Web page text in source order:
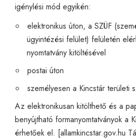
igénylési mód egyikén:
elektronikus úton, a SZÜF
ügyintézési felület) felületén
nyomtatvány kitöltésével
postai úton
személyesen a Kincstár területi
Az elektronikusan kitölthető és a
benyújtható formanyomtatványok a
érhetőek el. [allamkincstar.gov.hu